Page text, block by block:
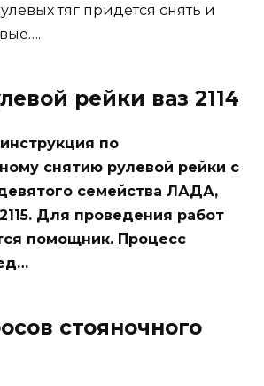
тяг придется снять и
рейки ваз 2114
по
снятию рулевой рейки с
семейства ЛАДА,
2115. Для проведения работ
помощник. Процесс
стояночного